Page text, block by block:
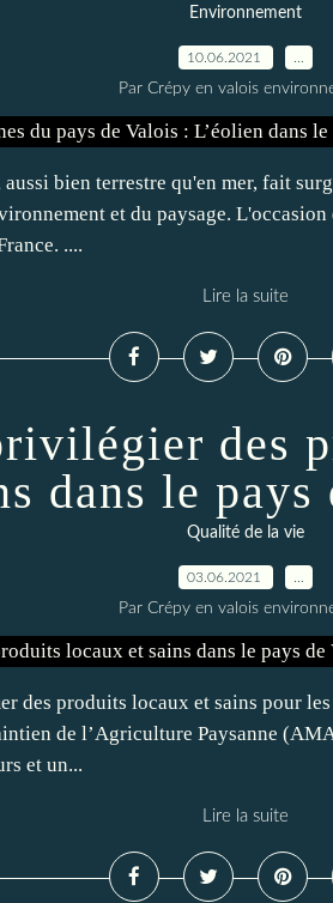
Environnement
10.06.2021
Par Crépy en valois
bien terrestre qu'en mer, fait
et du paysage.
....
Lire la suite
des
dans le pays
Qualité de la vie
03.06.2021
Par Crépy en valois
des produits locaux et sains pour
de l’Agriculture Paysanne
et un...
Lire la suite